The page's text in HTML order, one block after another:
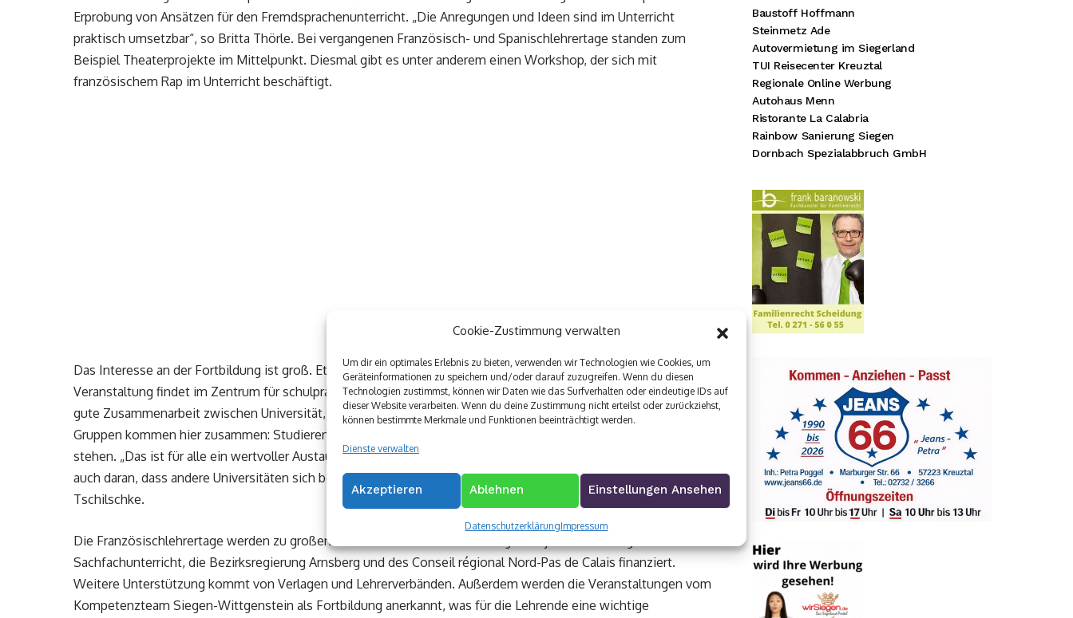
Cookie-Zustimmung verwalten
Um dir ein optimales Erlebnis zu bieten, verwenden wir Technologien wie Cookies, um
Geräteinformationen zu speichern und/oder darauf zuzugreifen. Wenn du diesen
Technologien zustimmst, können wir Daten wie das Surfverhalten oder eindeutige IDs auf
dieser Website verarbeiten. Wenn du deine Zustimmung nicht erteilst oder zurückziehst,
können bestimmte Merkmale und Funktionen beeinträchtigt werden.
Dienste verwalten
Akzeptieren Ablehnen Einstellungen Ansehen
DatenschutzerklärungImpressum
Erprobung von Ansätzen für den Fremdsprachenunterricht. „Die Anregungen und Ideen sind im Unterricht
praktisch umsetzbar“, so Britta Thörle. Bei vergangenen Französisch- und Spanischlehrertage standen zum
Beispiel Theaterprojekte im Mittelpunkt. Diesmal gibt es unter anderem einen Workshop, der sich mit
französischem Rap im Unterricht beschäftigt.
Das Interesse an der Fortbildung ist groß. Etwa 60 Teilnehmer werden zum Französischlehrertag erwartet. Die
Veranstaltung findet im Zentrum für schulpraktische Lehrerbildung (ZfsL) Siegen statt. „Das zeigt deutlich die
gute Zusammenarbeit zwischen Universität, dem ZfsL und den Schulen“, betont Abendroth-Timmer. Drei
Gruppen kommen hier zusammen: Studierende, Referendare und Lehrer, die schon lange im Berufsleben
stehen. „Das ist für alle ein wertvoller Austausch. Das merkt man sowohl an den positiven Rückmeldungen als
auch daran, dass andere Universitäten sich bei uns Anregungen für ihre Fortbildungen holen“, sagt von
Tschilschke.
Die Französischlehrertage werden zu großen Teilen über das Comenius-Regio Projekt BiliSE-Biligualer
Sachfachunterricht, die Bezirksregierung Arnsberg und des Conseil régional Nord-Pas de Calais finanziert.
Weitere Unterstützung kommt von Verlagen und Lehrerverbänden. Außerdem werden die Veranstaltungen vom
Kompetenzteam Siegen-Wittgenstein als Fortbildung anerkannt, was für die Lehrende eine wichtige
Baustoff Hoffmann
Steinmetz Ade
Autovermietung im Siegerland
TUI Reisecenter Kreuztal
Regionale Online Werbung
Autohaus Menn
Ristorante La Calabria
Rainbow Sanierung Siegen
Dornbach Spezialabbruch GmbH